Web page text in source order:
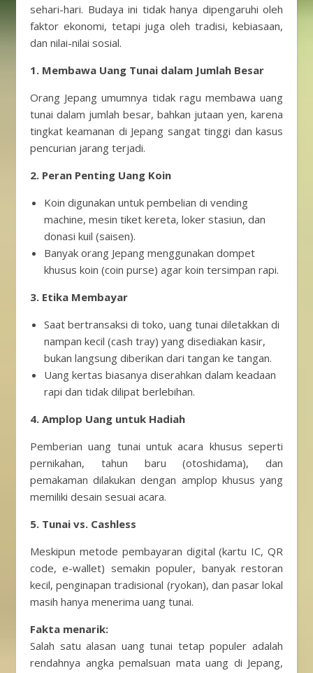
sehari-hari. Budaya ini tidak hanya dipengaruhi oleh
faktor ekonomi, tetapi juga oleh tradisi, kebiasaan,
dan nilai-nilai sosial.
1. Membawa Uang Tunai dalam Jumlah Besar
Orang Jepang umumnya tidak ragu membawa uang
tunai dalam jumlah besar, bahkan jutaan yen, karena
tingkat keamanan di Jepang sangat tinggi dan kasus
pencurian jarang terjadi.
2. Peran Penting Uang Koin
Koin digunakan untuk pembelian di vending
machine, mesin tiket kereta, loker stasiun, dan
donasi kuil (saisen).
Banyak orang Jepang menggunakan dompet
khusus koin (coin purse) agar koin tersimpan rapi.
3. Etika Membayar
Saat bertransaksi di toko, uang tunai diletakkan di
nampan kecil (cash tray) yang disediakan kasir,
bukan langsung diberikan dari tangan ke tangan.
Uang kertas biasanya diserahkan dalam keadaan
rapi dan tidak dilipat berlebihan.
4. Amplop Uang untuk Hadiah
Pemberian uang tunai untuk acara khusus seperti
pernikahan, tahun baru (otoshidama), dan
pemakaman dilakukan dengan amplop khusus yang
memiliki desain sesuai acara.
5. Tunai vs. Cashless
Meskipun metode pembayaran digital (kartu IC, QR
code, e-wallet) semakin populer, banyak restoran
kecil, penginapan tradisional (ryokan), dan pasar lokal
masih hanya menerima uang tunai.
Fakta menarik:
Salah satu alasan uang tunai tetap populer adalah
rendahnya angka pemalsuan mata uang di Jepang,